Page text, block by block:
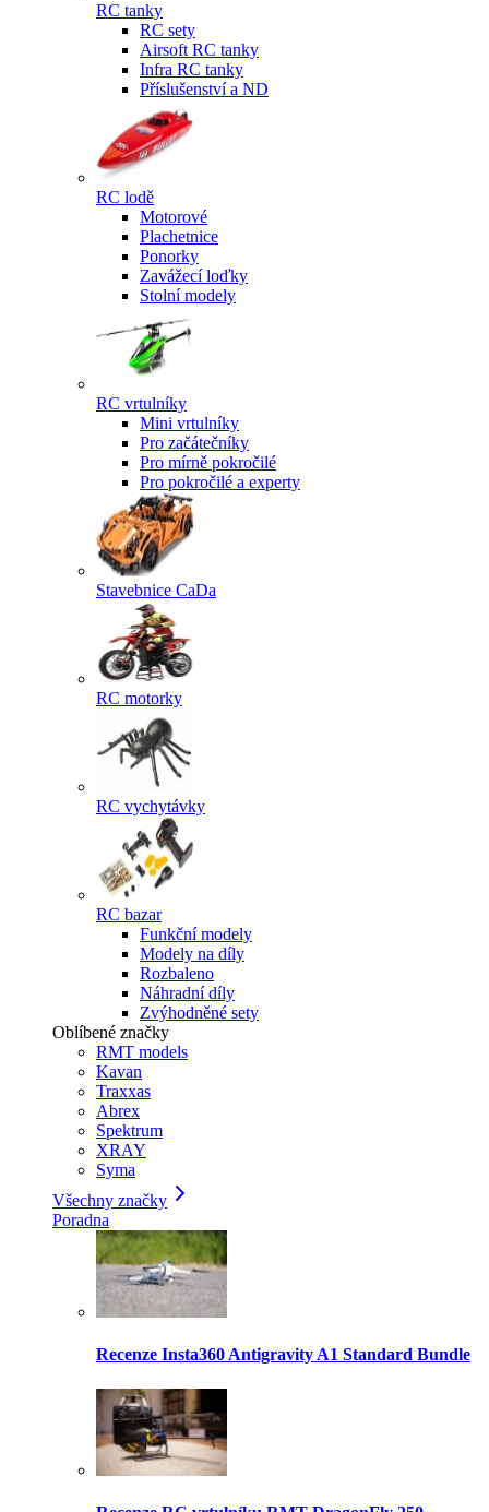
RC tanky
RC sety
Airsoft RC tanky
Infra RC tanky
Příslušenství a ND
RC lodě
Motorové
Plachetnice
Ponorky
Zavážecí loďky
Stolní modely
RC vrtulníky
Mini vrtulníky
Pro začátečníky
Pro mírně pokročilé
Pro pokročilé a experty
Stavebnice CaDa
RC motorky
RC vychytávky
RC bazar
Funkční modely
Modely na díly
Rozbaleno
Náhradní díly
Zvýhodněné sety
Oblíbené značky
RMT models
Kavan
Traxxas
Abrex
Spektrum
XRAY
Syma
Všechny značky
Poradna
Recenze Insta360 Antigravity A1 Standard Bundle